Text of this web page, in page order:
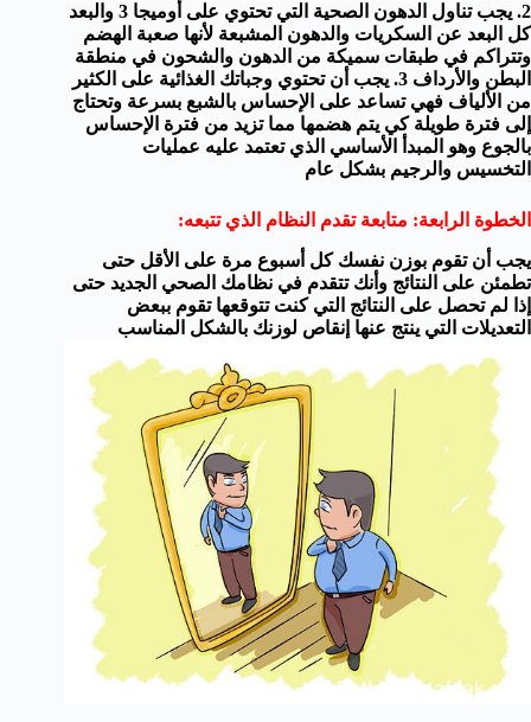
2. يجب تناول الدهون الصحية التي تحتوي على أوميجا 3 والبعد
كل البعد عن السكريات والدهون المشبعة لأنها صعبة الهضم
وتتراكم في طبقات سميكة من الدهون والشحون في منطقة
البطن والأرداف
3. يجب أن تحتوي وجباتك الغذائية على الكثير
من الألياف فهي تساعد على الإحساس بالشبع بسرعة وتحتاج
إلى فترة طويلة كي يتم هضمها مما تزيد من فترة الإحساس
بالجوع وهو المبدأ الأساسي الذي تعتمد عليه عمليات
التخسيس والرجيم بشكل عام
الخطوة الرابعة: متابعة تقدم النظام الذي تتبعه:
يجب أن تقوم بوزن نفسك كل أسبوع مرة على الأقل حتى
تطمئن على النتائج وأنك تتقدم في نظامك الصحي الجديد حتى
إذا لم تحصل على النتائج التي كنت تتوقعها تقوم ببعض
التعديلات التي ينتج عنها إنقاص لوزنك بالشكل المناسب